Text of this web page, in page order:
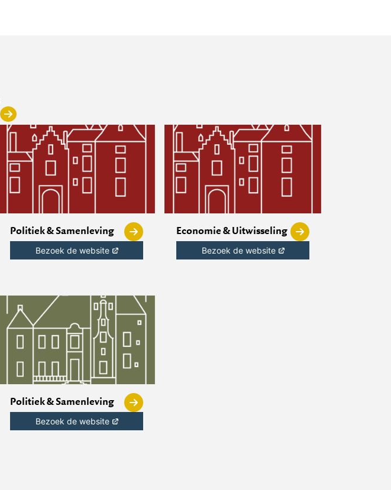
Politiek & Samenleving
Bezoek de website
Economie & Uitwisseling
Bezoek de website
Politiek & Samenleving
Bezoek de website